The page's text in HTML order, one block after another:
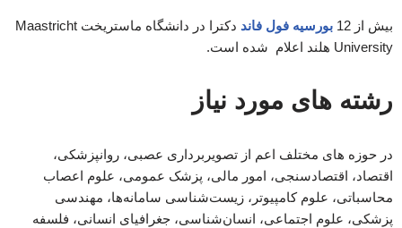
بیش از 12 بورسیه فول فاند
دکترا در دانشگاه ماستریخت Maastricht
University هلند اعلام شده است.
رشته های مورد نیاز
در حوزه های مختلف اعم از تصویربرداری عصبی، روانپزشکی،
اقتصاد، اقتصادسنجی، امور مالی، پزشک عمومی، علوم اعصاب
محاسباتی، علوم کامپیوتر، زیست‌شناسی سامانه‌ها، مهندسی
پزشکی، علوم اجتماعی، انسان‌شناسی، جغرافیای انسانی، فلسفه